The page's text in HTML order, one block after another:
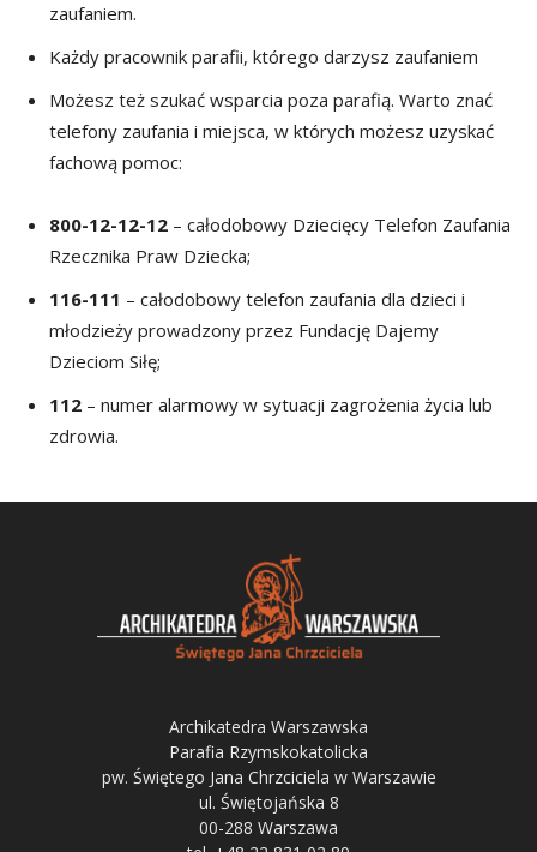
zaufaniem.
Każdy pracownik parafii, którego darzysz zaufaniem
Możesz też szukać wsparcia poza parafią. Warto znać
telefony zaufania i miejsca, w których możesz uzyskać
fachową pomoc:
800-12-12-12 – całodobowy Dziecięcy Telefon Zaufania
Rzecznika Praw Dziecka;
116-111 – całodobowy telefon zaufania dla dzieci i
młodzieży prowadzony przez Fundację Dajemy
Dzieciom Siłę;
112 – numer alarmowy w sytuacji zagrożenia życia lub
zdrowia.
Archikatedra Warszawska
Parafia Rzymskokatolicka
pw. Świętego Jana Chrzciciela w Warszawie
ul. Świętojańska 8
00-288 Warszawa